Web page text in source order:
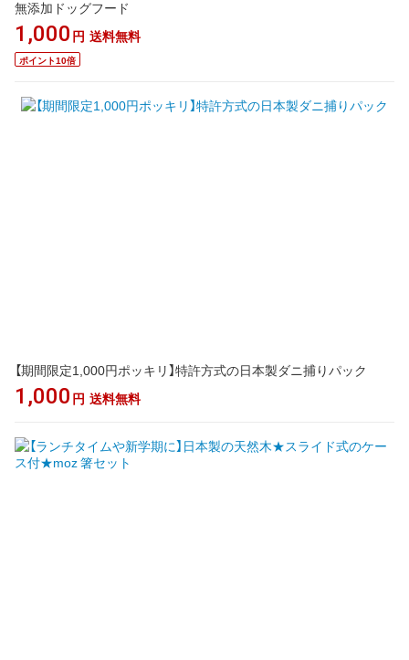
無添加ドッグフード
1,000 円 送料無料
ポイント10倍
【期間限定1,000円ポッキリ】特許方式の日本製ダニ捕りパック
1,000 円 送料無料